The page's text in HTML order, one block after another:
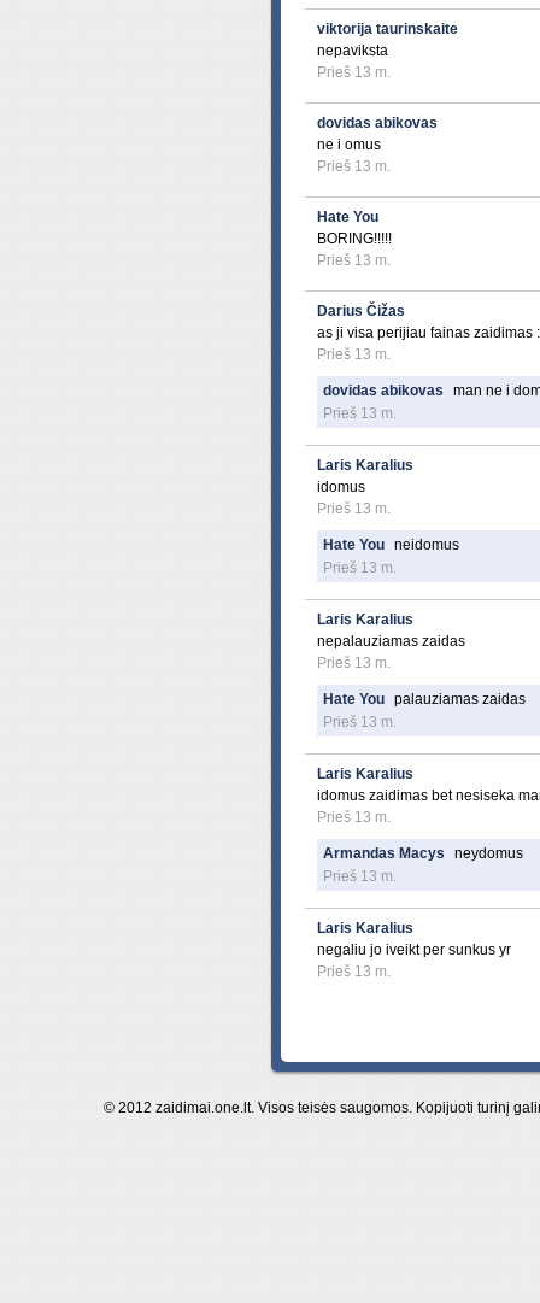
viktorija taurinskaite
nepaviksta
Prieš 13 m.
dovidas abikovas
ne i omus
Prieš 13 m.
Hate You
BORING!!!!!
Prieš 13 m.
Darius Čižas
as ji visa perijiau fainas zaidimas
Prieš 13 m.
dovidas abikovas
man ne i
Prieš 13 m.
Laris Karalius
idomus
Prieš 13 m.
Hate You neidomus
Prieš 13 m.
Laris Karalius
nepalauziamas zaidas
Prieš 13 m.
Hate You palauziamas zaidas
Prieš 13 m.
Laris Karalius
idomus zaidimas bet nesiseka
Prieš 13 m.
Armandas Macys
neydomus
Prieš 13 m.
Laris Karalius
negaliu jo iveikt per sunkus yr
Prieš 13 m.
© 2012 zaidimai.one.lt. Visos teisės saugomos. Kopijuoti turinį